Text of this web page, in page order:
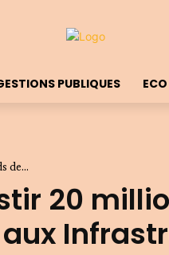
PUBLIQUES
de...
20